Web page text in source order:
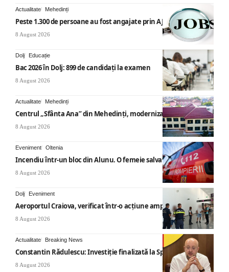
Actualitate Mehedinți
Peste 1.300 de persoane au fost angajate prin AJOFM Mehedinți
8 August 2026
Dolj Educație
Bac 2026 în Dolj: 899 de candidați la examen
8 August 2026
Actualitate Mehedinți
Centrul „Sfânta Ana” din Mehedinți, modernizat
8 August 2026
Eveniment Oltenia
Incendiu într-un bloc din Alunu. O femeie salvată
8 August 2026
Dolj Eveniment
Aeroportul Craiova, verificat într-o acțiune amplă
8 August 2026
Actualitate Breaking News
Constantin Rădulescu: Investiție finalizată la Spitalul Mihăești
8 August 2026